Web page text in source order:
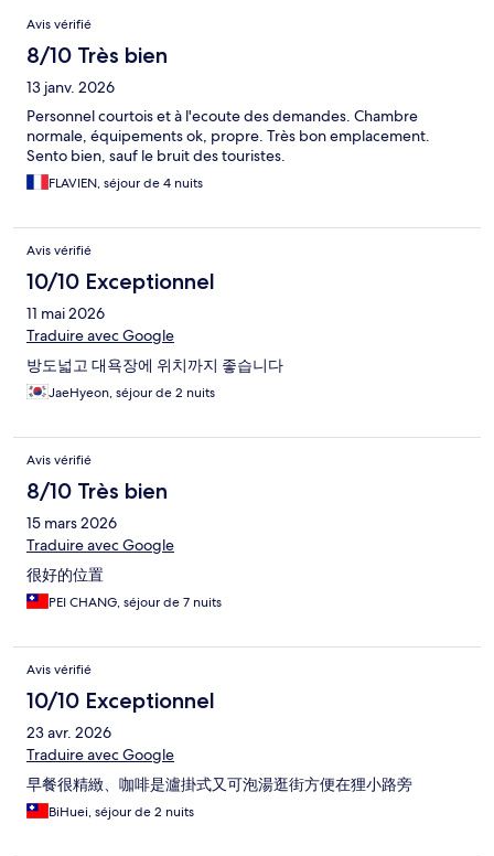
Avis
Avis vérifié
8/10 Très bien
13 janv. 2026
Personnel courtois et à l'ecoute des demandes. Chambre
normale, équipements ok, propre. Très bon emplacement.
Sento bien, sauf le bruit des touristes.
FLAVIEN, séjour de 4 nuits
Avis vérifié
10/10 Exceptionnel
11 mai 2026
Traduire avec Google
방도넓고 대욕장에 위치까지 좋습니다
JaeHyeon, séjour de 2 nuits
Avis vérifié
8/10 Très bien
15 mars 2026
Traduire avec Google
很好的位置
PEI CHANG, séjour de 7 nuits
Avis vérifié
10/10 Exceptionnel
23 avr. 2026
Traduire avec Google
早餐很精緻、咖啡是瀘掛式又可泡湯逛街方便在狸小路旁
BiHuei, séjour de 2 nuits